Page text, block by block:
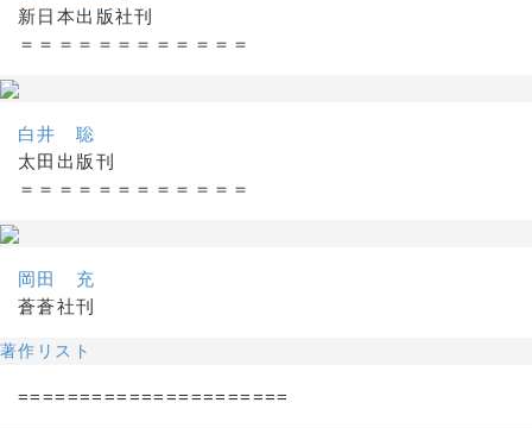
新日本出版社刊
＝＝＝＝＝＝＝＝＝＝＝＝
白井 聡
太田出版刊
＝＝＝＝＝＝＝＝＝＝＝＝
岡田 充
蒼蒼社刊
著作リスト
======================